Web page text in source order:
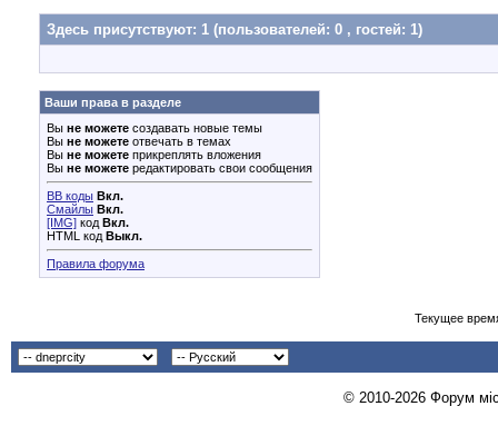
Здесь присутствуют: 1 (пользователей: 0 , гостей: 1)
Ваши права в разделе
Вы не можете создавать новые темы
Вы не можете отвечать в темах
Вы не можете прикреплять вложения
Вы не можете редактировать свои сообщения
BB коды Вкл.
Смайлы Вкл.
[IMG] код Вкл.
HTML код Выкл.
Правила форума
Текущее
© 2010-2026 Форум